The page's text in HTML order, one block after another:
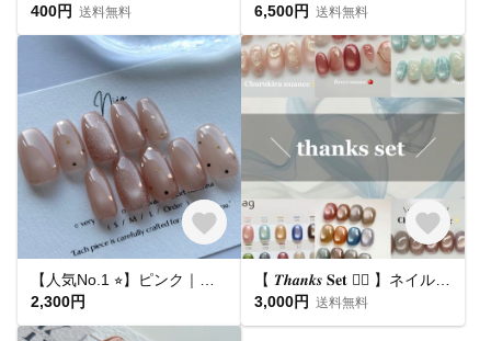
400円 送料無料 6,500円 送料無料
2,300円
3,000円 送料無料